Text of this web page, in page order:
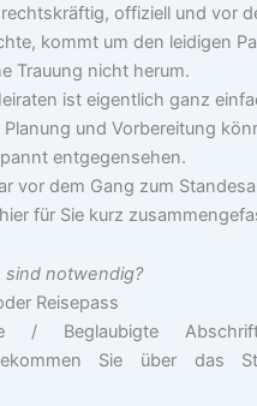
offiziell und vor
kommt um den leidigen
Trauung nicht herum.
ist eigentlich ganz
und Vorbereitung
entgegensehen.
vor dem Gang zum
für Sie kurz
sind notwendig?
Reisepass
/ Beglaubigte
Sie über das